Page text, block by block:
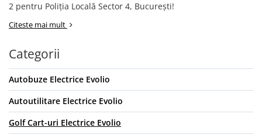
2 pentru Poliția Locală Sector 4, București!
Citeste mai mult
Categorii
Autobuze Electrice Evolio
Autoutilitare Electrice Evolio
Golf Cart-uri Electrice Evolio